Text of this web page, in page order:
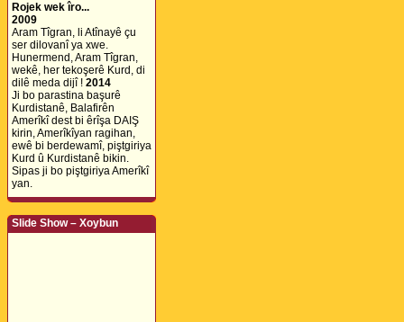
Rojek wek îro...
2009
Aram Tîgran, li Atînayê çu
ser dilovanî ya xwe.
Hunermend, Aram Tîgran,
wekê, her tekoşerê Kurd, di
dilê meda dijî ! 2014
Ji bo parastina başurê
Kurdistanê, Balafirên
Amerîkî dest bi êrîşa DAIŞ
kirin, Amerîkîyan ragihan,
ewê bi berdewamî, piştgiriya
Kurd û Kurdistanê bikin.
Sipas ji bo piştgiriya Amerîkî
yan.
Slide Show – Xoybun